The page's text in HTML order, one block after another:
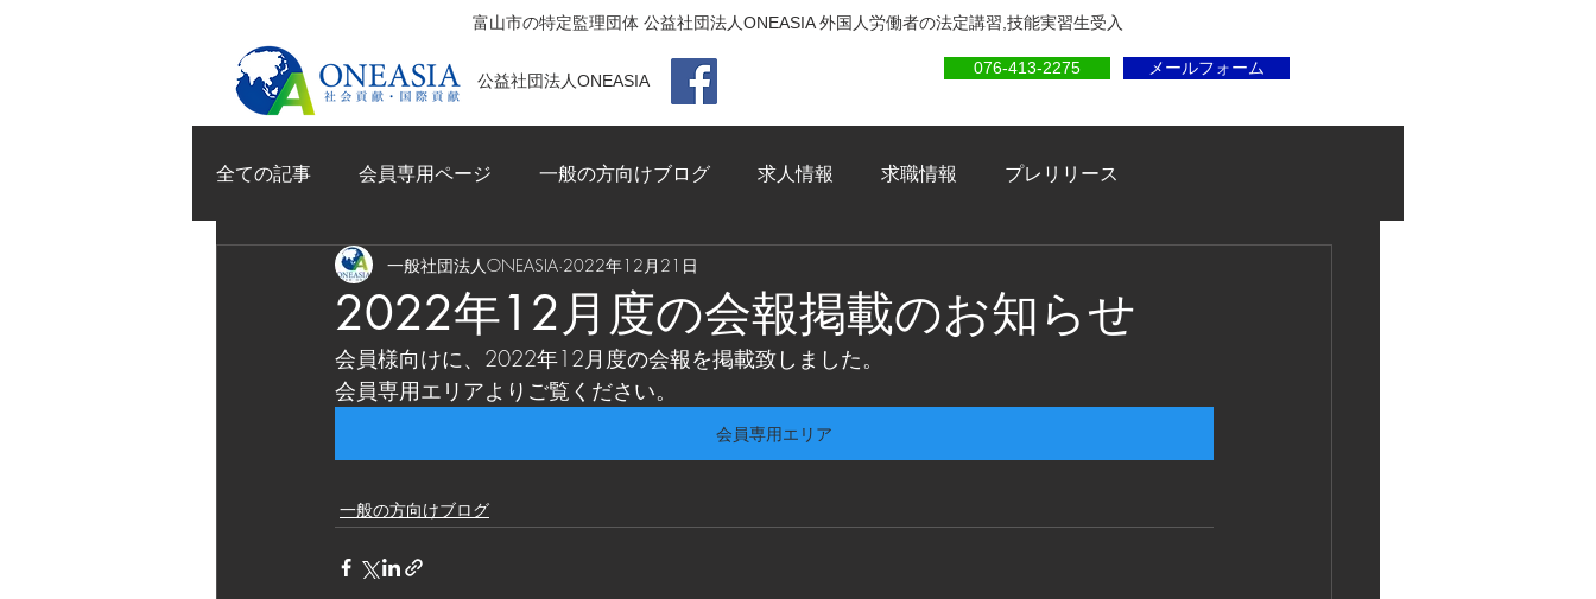
富山市の特定監理団体 公益社団法人ONEASIA 外国人労働者の法定講習,技能実習生受入
公益社団法人ONEASIA
076-413-2275 メールフォーム
全ての記事 会員専用ページ 一般の方向けブログ 求人情報 求職情報 プレリリース
2022年12月度の会報掲載のお知らせ
一般社団法人ONEASIA 2022年12月21日
会員様向けに、2022年12月度の会報を掲載致しました。
会員専用エリアよりご覧ください。
会員専用エリア
一般の方向けブログ